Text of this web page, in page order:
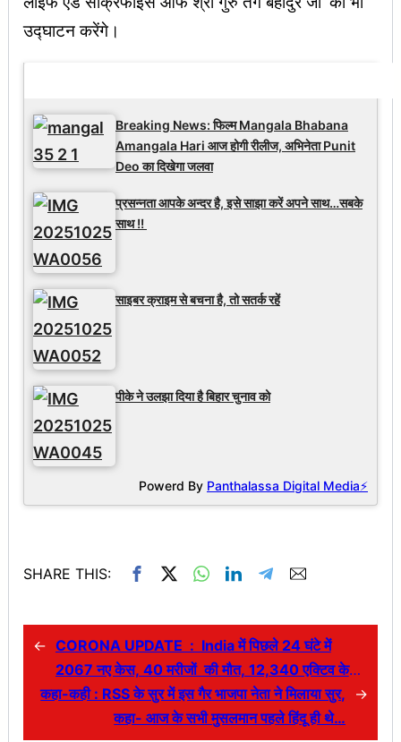
उद्घाटन करेंगे।
Breaking News: फिल्म Mangala Bhabana
Amangala Hari आज होगी रीलीज, अभिनेता Punit
Deo का दिखेगा जलवा
प्रसन्नता आपके अन्दर है, इसे साझा करें अपने साथ…सबके
साथ !!
साइबर क्राइम से बचना है, तो सतर्क रहें
पीके ने उलझा दिया है बिहार चुनाव को
Powerd By Panthalassa Digital Media⚡
SHARE THIS:
← CORONA UPDATE : India में पिछले 24 घंटे में
2067 नए केस, 40 मरीजों की मौत, 12,340 एक्टिव केस
और …
कहा-कही : RSS के सुर में इस गैर भाजपा नेता ने मिलाया सुर,
कहा- आज के सभी मुसलमान पहले हिंदू ही थे…
→